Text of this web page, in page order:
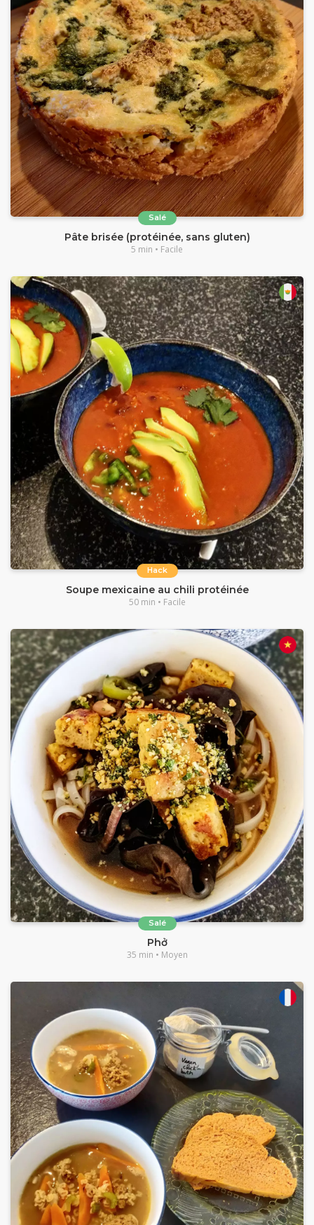
Salé
Pâte brisée (protéinée, sans gluten)
5 min • Facile
Hack
Soupe mexicaine au chili protéinée
50 min • Facile
Salé
Phở
35 min • Moyen